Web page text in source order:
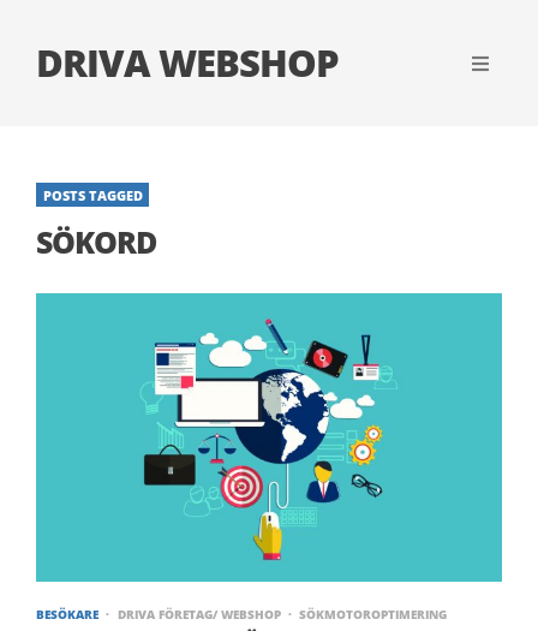
DRIVA WEBSHOP
POSTS TAGGED
SÖKORD
BESÖKARE DRIVA FÖRETAG/ WEBSHOP SÖKMOTOROPTIMERING